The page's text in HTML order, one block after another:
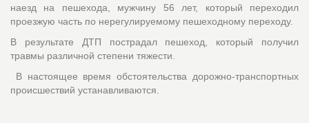
наезд на пешехода, мужчину 56 лет, который переходил
проезжую часть по нерегулируемому пешеходному переходу.
В результате ДТП пострадал пешеход, который получил
травмы различной степени тяжести.
В настоящее время обстоятельства дорожно-транспортных
происшествий устанавливаются.